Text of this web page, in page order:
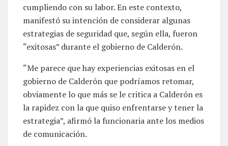
cumpliendo con su labor. En este contexto,
manifestó su intención de considerar algunas
estrategias de seguridad que, según ella, fueron
“exitosas” durante el gobierno de Calderón.
“Me parece que hay experiencias exitosas en el
gobierno de Calderón que podríamos retomar,
obviamente lo que más se le critica a Calderón es
la rapidez con la que quiso enfrentarse y tener la
estrategia”, afirmó la funcionaria ante los medios
de comunicación.